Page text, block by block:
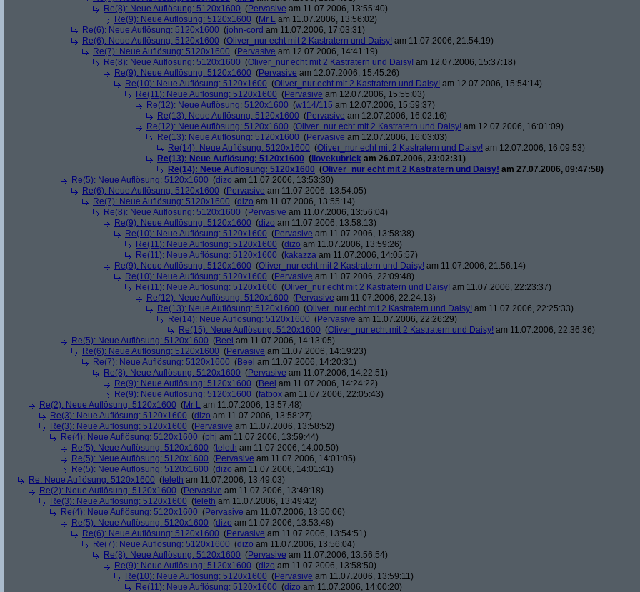
Re(8): Neue Auflösung: 5120x1600 (Pervasive am 11.07.2006, 13:55:40)
Re(9): Neue Auflösung: 5120x1600 (Mr L am 11.07.2006, 13:56:02)
Re(6): Neue Auflösung: 5120x1600 (john-cord am 11.07.2006, 17:03:31)
Re(6): Neue Auflösung: 5120x1600 (Oliver_nur echt mit 2 Kastratern und Daisy! am 11.07.2006, 21:54:19)
Re(7): Neue Auflösung: 5120x1600 (Pervasive am 12.07.2006, 14:41:19)
Re(8): Neue Auflösung: 5120x1600 (Oliver_nur echt mit 2 Kastratern und Daisy! am 12.07.2006, 15:37:18)
Re(9): Neue Auflösung: 5120x1600 (Pervasive am 12.07.2006, 15:45:26)
Re(10): Neue Auflösung: 5120x1600 (Oliver_nur echt mit 2 Kastratern und Daisy! am 12.07.2006, 15:54:14)
Re(11): Neue Auflösung: 5120x1600 (Pervasive am 12.07.2006, 15:55:03)
Re(12): Neue Auflösung: 5120x1600 (w114/115 am 12.07.2006, 15:59:37)
Re(13): Neue Auflösung: 5120x1600 (Pervasive am 12.07.2006, 16:02:16)
Re(12): Neue Auflösung: 5120x1600 (Oliver_nur echt mit 2 Kastratern und Daisy! am 12.07.2006, 16:01:09)
Re(13): Neue Auflösung: 5120x1600 (Pervasive am 12.07.2006, 16:03:03)
Re(14): Neue Auflösung: 5120x1600 (Oliver_nur echt mit 2 Kastratern und Daisy! am 12.07.2006, 16:09:53)
Re(13): Neue Auflösung: 5120x1600 (ilovekubrick am 26.07.2006, 23:02:31)
Re(14): Neue Auflösung: 5120x1600 (Oliver_nur echt mit 2 Kastratern und Daisy! am 27.07.2006, 09:47:58)
Re(5): Neue Auflösung: 5120x1600 (dizo am 11.07.2006, 13:53:30)
Re(6): Neue Auflösung: 5120x1600 (Pervasive am 11.07.2006, 13:54:05)
Re(7): Neue Auflösung: 5120x1600 (dizo am 11.07.2006, 13:55:14)
Re(8): Neue Auflösung: 5120x1600 (Pervasive am 11.07.2006, 13:56:04)
Re(9): Neue Auflösung: 5120x1600 (dizo am 11.07.2006, 13:58:13)
Re(10): Neue Auflösung: 5120x1600 (Pervasive am 11.07.2006, 13:58:38)
Re(11): Neue Auflösung: 5120x1600 (dizo am 11.07.2006, 13:59:26)
Re(11): Neue Auflösung: 5120x1600 (kakazza am 11.07.2006, 14:05:57)
Re(9): Neue Auflösung: 5120x1600 (Oliver_nur echt mit 2 Kastratern und Daisy! am 11.07.2006, 21:56:14)
Re(10): Neue Auflösung: 5120x1600 (Pervasive am 11.07.2006, 22:09:48)
Re(11): Neue Auflösung: 5120x1600 (Oliver_nur echt mit 2 Kastratern und Daisy! am 11.07.2006, 22:23:37)
Re(12): Neue Auflösung: 5120x1600 (Pervasive am 11.07.2006, 22:24:13)
Re(13): Neue Auflösung: 5120x1600 (Oliver_nur echt mit 2 Kastratern und Daisy! am 11.07.2006, 22:25:33)
Re(14): Neue Auflösung: 5120x1600 (Pervasive am 11.07.2006, 22:26:29)
Re(15): Neue Auflösung: 5120x1600 (Oliver_nur echt mit 2 Kastratern und Daisy! am 11.07.2006, 22:36:36)
Re(5): Neue Auflösung: 5120x1600 (Beel am 11.07.2006, 14:13:05)
Re(6): Neue Auflösung: 5120x1600 (Pervasive am 11.07.2006, 14:19:23)
Re(7): Neue Auflösung: 5120x1600 (Beel am 11.07.2006, 14:20:31)
Re(8): Neue Auflösung: 5120x1600 (Pervasive am 11.07.2006, 14:22:51)
Re(9): Neue Auflösung: 5120x1600 (Beel am 11.07.2006, 14:24:22)
Re(9): Neue Auflösung: 5120x1600 (fatbox am 11.07.2006, 22:05:43)
Re(2): Neue Auflösung: 5120x1600 (Mr L am 11.07.2006, 13:57:48)
Re(3): Neue Auflösung: 5120x1600 (dizo am 11.07.2006, 13:58:27)
Re(3): Neue Auflösung: 5120x1600 (Pervasive am 11.07.2006, 13:58:52)
Re(4): Neue Auflösung: 5120x1600 (phj am 11.07.2006, 13:59:44)
Re(5): Neue Auflösung: 5120x1600 (teleth am 11.07.2006, 14:00:50)
Re(5): Neue Auflösung: 5120x1600 (Pervasive am 11.07.2006, 14:01:05)
Re(5): Neue Auflösung: 5120x1600 (dizo am 11.07.2006, 14:01:41)
Re: Neue Auflösung: 5120x1600 (teleth am 11.07.2006, 13:49:03)
Re(2): Neue Auflösung: 5120x1600 (Pervasive am 11.07.2006, 13:49:18)
Re(3): Neue Auflösung: 5120x1600 (teleth am 11.07.2006, 13:49:42)
Re(4): Neue Auflösung: 5120x1600 (Pervasive am 11.07.2006, 13:50:06)
Re(5): Neue Auflösung: 5120x1600 (dizo am 11.07.2006, 13:53:48)
Re(6): Neue Auflösung: 5120x1600 (Pervasive am 11.07.2006, 13:54:51)
Re(7): Neue Auflösung: 5120x1600 (dizo am 11.07.2006, 13:56:04)
Re(8): Neue Auflösung: 5120x1600 (Pervasive am 11.07.2006, 13:56:54)
Re(9): Neue Auflösung: 5120x1600 (dizo am 11.07.2006, 13:58:50)
Re(10): Neue Auflösung: 5120x1600 (Pervasive am 11.07.2006, 13:59:11)
Re(11): Neue Auflösung: 5120x1600 (dizo am 11.07.2006, 14:00:20)